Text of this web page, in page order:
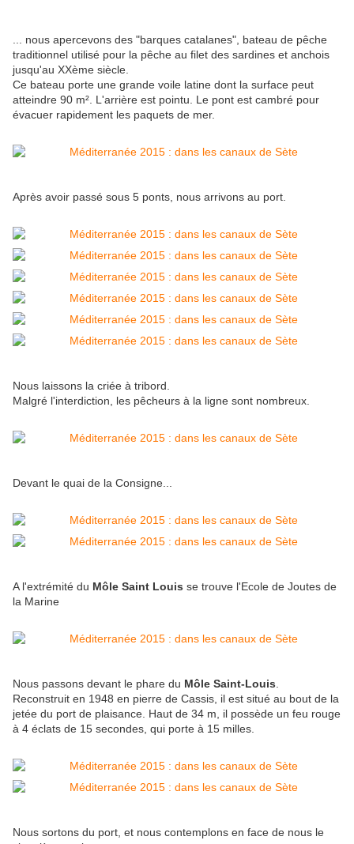
... nous apercevons des "barques catalanes", bateau de pêche
traditionnel utilisé pour la pêche au filet des sardines et anchois
jusqu'au XXème siècle.
Ce bateau porte une grande voile latine dont la surface peut
atteindre 90 m². L'arrière est pointu. Le pont est cambré pour
évacuer rapidement les paquets de mer.
Après avoir passé sous 5 ponts, nous arrivons au port.
Nous laissons la criée à tribord.
Malgré l'interdiction, les pêcheurs à la ligne sont nombreux.
Devant le quai de la Consigne...
A l'extrémité du Môle Saint Louis se trouve l'Ecole de Joutes de
la Marine
Nous passons devant le phare du Môle Saint-Louis
Reconstruit en 1948 en pierre de Cassis, il est situé au bout de la
jetée du port de plaisance. Haut de 34 m, il possède un feu rouge
à 4 éclats de 15 secondes, qui porte à 15 milles.
Nous sortons du port, et nous contemplons en face de nous le